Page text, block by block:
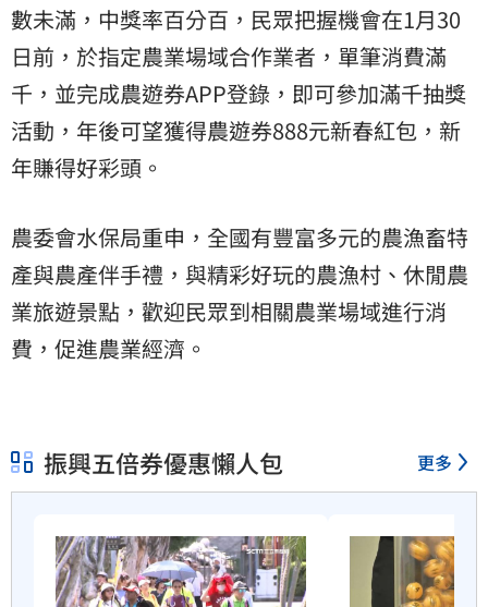
數未滿，中獎率百分百，民眾把握機會在1月30
日前，於指定農業場域合作業者，單筆消費滿
千，並完成農遊券APP登錄，即可參加滿千抽獎
活動，年後可望獲得農遊券888元新春紅包，新
年賺得好彩頭。
農委會水保局重申，全國有豐富多元的農漁畜特
產與農產伴手禮，與精彩好玩的農漁村、休閒農
業旅遊景點，歡迎民眾到相關農業場域進行消
費，促進農業經濟。
振興五倍券優惠懶人包 更多